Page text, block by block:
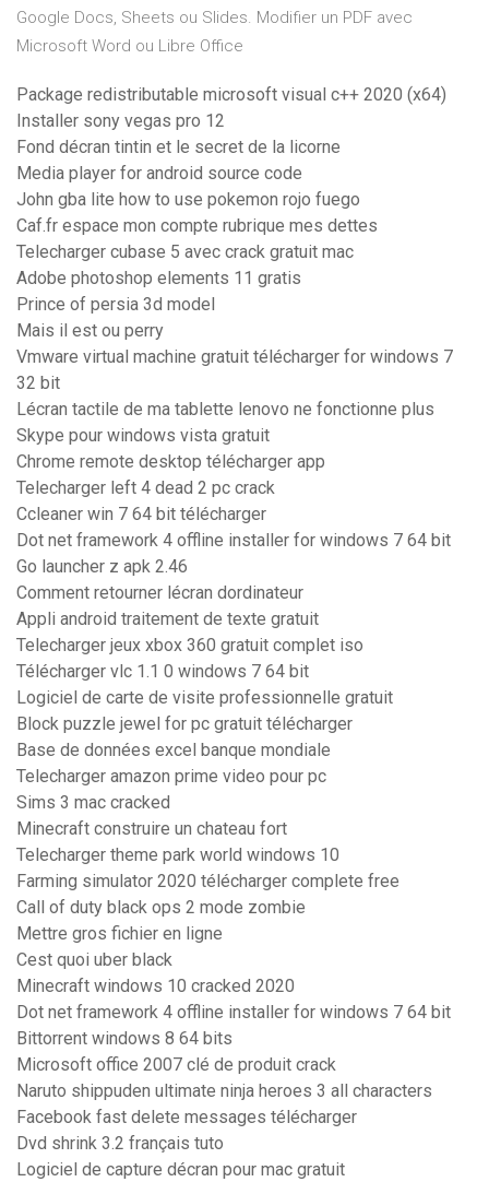
Google Docs, Sheets ou Slides. Modifier un PDF avec
Microsoft Word ou Libre Office
Package redistributable microsoft visual c++ 2020 (x64)
Installer sony vegas pro 12
Fond décran tintin et le secret de la licorne
Media player for android source code
John gba lite how to use pokemon rojo fuego
Caf.fr espace mon compte rubrique mes dettes
Telecharger cubase 5 avec crack gratuit mac
Adobe photoshop elements 11 gratis
Prince of persia 3d model
Mais il est ou perry
Vmware virtual machine gratuit télécharger for windows 7
32 bit
Lécran tactile de ma tablette lenovo ne fonctionne plus
Skype pour windows vista gratuit
Chrome remote desktop télécharger app
Telecharger left 4 dead 2 pc crack
Ccleaner win 7 64 bit télécharger
Dot net framework 4 offline installer for windows 7 64 bit
Go launcher z apk 2.46
Comment retourner lécran dordinateur
Appli android traitement de texte gratuit
Telecharger jeux xbox 360 gratuit complet iso
Télécharger vlc 1.1 0 windows 7 64 bit
Logiciel de carte de visite professionnelle gratuit
Block puzzle jewel for pc gratuit télécharger
Base de données excel banque mondiale
Telecharger amazon prime video pour pc
Sims 3 mac cracked
Minecraft construire un chateau fort
Telecharger theme park world windows 10
Farming simulator 2020 télécharger complete free
Call of duty black ops 2 mode zombie
Mettre gros fichier en ligne
Cest quoi uber black
Minecraft windows 10 cracked 2020
Dot net framework 4 offline installer for windows 7 64 bit
Bittorrent windows 8 64 bits
Microsoft office 2007 clé de produit crack
Naruto shippuden ultimate ninja heroes 3 all characters
Facebook fast delete messages télécharger
Dvd shrink 3.2 français tuto
Logiciel de capture décran pour mac gratuit